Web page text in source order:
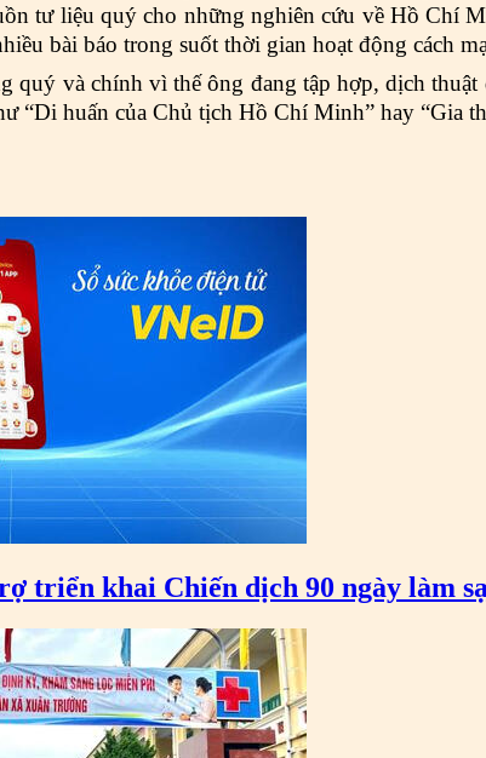
tư liệu quý cho những nghiên cứu về Hồ Chí
bài báo trong suốt thời gian hoạt động cách
quý và chính vì thế ông đang tập hợp, dịch
“Di huấn của Chủ tịch Hồ Chí Minh” hay “Gia
triển khai Chiến dịch 90 ngày làm